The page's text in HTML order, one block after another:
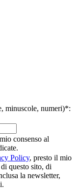
minuscole, numeri)*:
consenso al
Policy, presto il mio
questo sito, di
la newsletter,